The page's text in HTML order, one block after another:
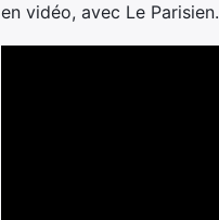
en vidéo, avec Le Parisien.